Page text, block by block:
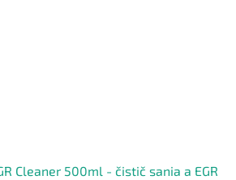
Cleaner 500ml - čistič sania a EGR